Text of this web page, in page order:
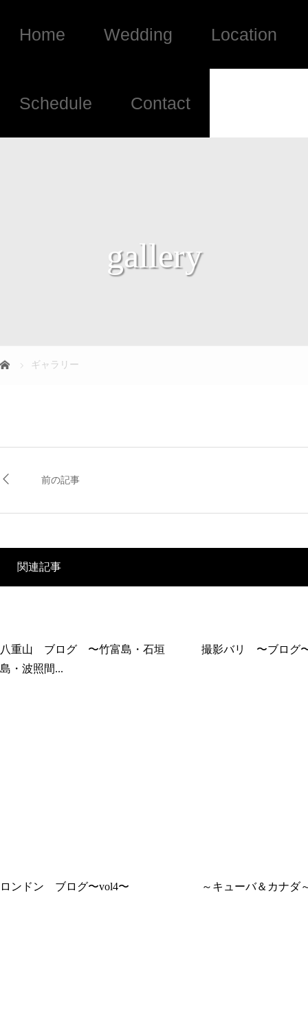
Home Wedding Location
Schedule Contact
gallery
ギャラリー
前の記事
関連記事
八重山 ブログ 〜竹富島・石垣
島・波照間...
撮影バリ 〜ブログ
ロンドン ブログ〜vol4〜 ～キューバ＆カナ